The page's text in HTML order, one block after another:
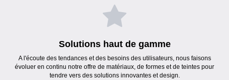
Solutions haut de gamme
A l'écoute des tendances et des besoins des utilisateurs, nous faisons
évoluer en continu notre offre de matériaux, de formes et de teintes pour
tendre vers des solutions innovantes et design.